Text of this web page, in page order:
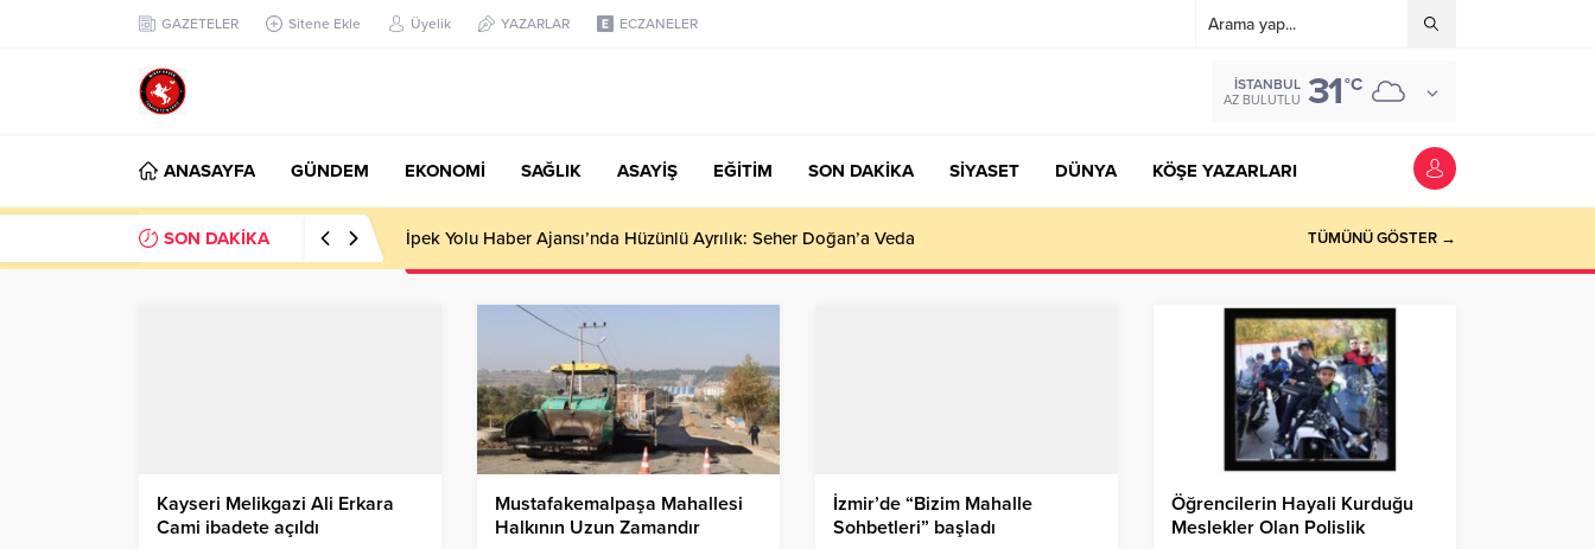
GAZETELER Sitene Ekle Üyelik YAZARLAR ECZANELER
İSTANBUL
AZ BULUTLU 31°C
ANASAYFA GÜNDEM EKONOMİ SAĞLIK ASAYİŞ EĞİTİM SON DAKİKA SİYASET DÜNYA KÖŞE YAZARLARI
SON DAKİKA Başkan Nihat Öztürk, Şanahan’da Hacı Eryaman’a Misafir Oldu TÜMÜNÜ GÖSTER →
Kayseri Melikgazi Ali Erkara
Cami ibadete açıldı
Mustafakemalpaşa Mahallesi
Halkının Uzun Zamandır
İzmir’de “Bizim Mahalle
Sohbetleri” başladı
Öğrencilerin Hayali Kurduğu
Meslekler Olan Polislik